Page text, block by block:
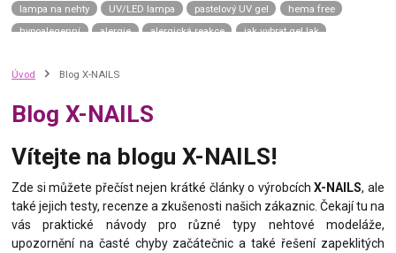
lampa na nehty
UV/LED lampa pastelový UV gel
hema free
hypoalegenní
alergie alergická reakce
jak vybrat gel lak
top coat universe
top coat neptune
top coat mercury dream
uv gel top coat
japonská manikúra
japonský p-shine
vyživující lak na nehty
výživný lak na nehty
complete repair care gel
green spa
calcium gel
nail hardener vitamin bomb
zničené nehty
slabé nehty
kondicionér na nehty tenké nehty
thermo gel lak
termo lak
Úvod Blog X-NAILS
Blog X-NAILS
Vítejte na blogu X-NAILS!
Zde si můžete přečíst nejen krátké články o výrobcíchX-NAILS, ale
také jejich testy, recenze a zkušenosti našich zákaznic. Čekají tu na
vás praktické návody pro různé typy nehtové modeláže,
upozornění na časté chyby začátečnic a také řešení zapeklitých